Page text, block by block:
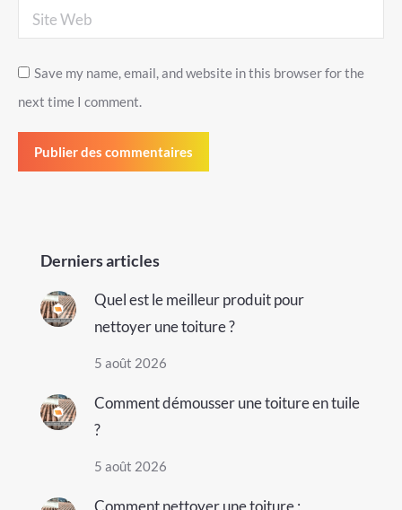
Site Web
Save my name, email, and website in this browser for the
next time I comment.
Publier des commentaires
Derniers articles
Quel est le meilleur produit pour
nettoyer une toiture ?
5 août 2026
Comment démousser une toiture en tuile
?
5 août 2026